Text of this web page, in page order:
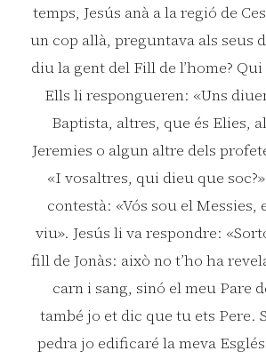
temps, Jesús anà a la regió de
un cop allà, preguntava als seus
diu la gent del Fill de l’home?
Ells li respongueren: «Uns
Baptista, altres, que és Elies,
Jeremies o algun altre dels
«I vosaltres, qui dieu que
contestà: «Vós sou el Messies,
viu». Jesús li va respondre:
fill de Jonàs: això no t’ho ha
carn i sang, sinó el meu Pare
també jo et dic que tu ets Pere.
pedra jo edificaré la meva